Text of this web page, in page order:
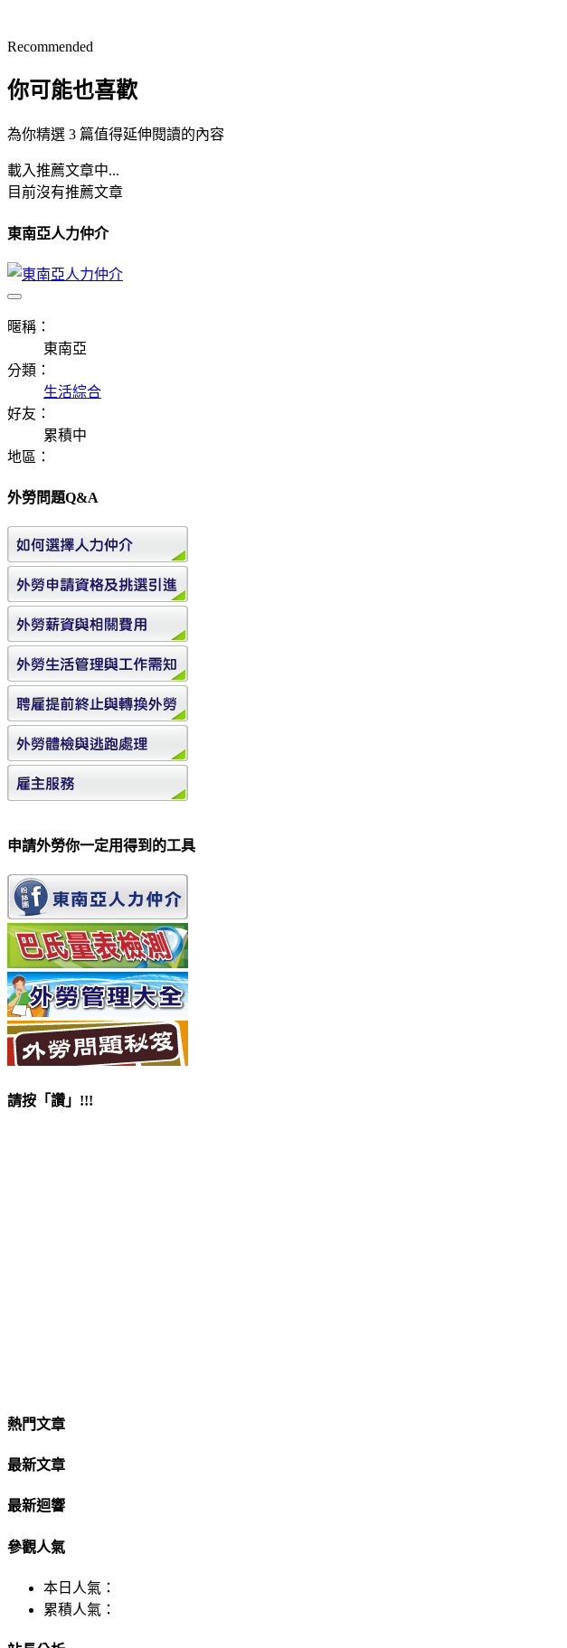
Recommended
你可能也喜歡
為你精選 3 篇值得延伸閱讀的內容
載入推薦文章中...
目前沒有推薦文章
東南亞人力仲介
暱稱：
東南亞
分類：
生活綜合
好友：
累積中
地區：
外勞問題Q&A
申請外勞你一定用得到的工具
請按「讚」!!!
熱門文章
最新文章
最新迴響
參觀人氣
本日人氣：
累積人氣：